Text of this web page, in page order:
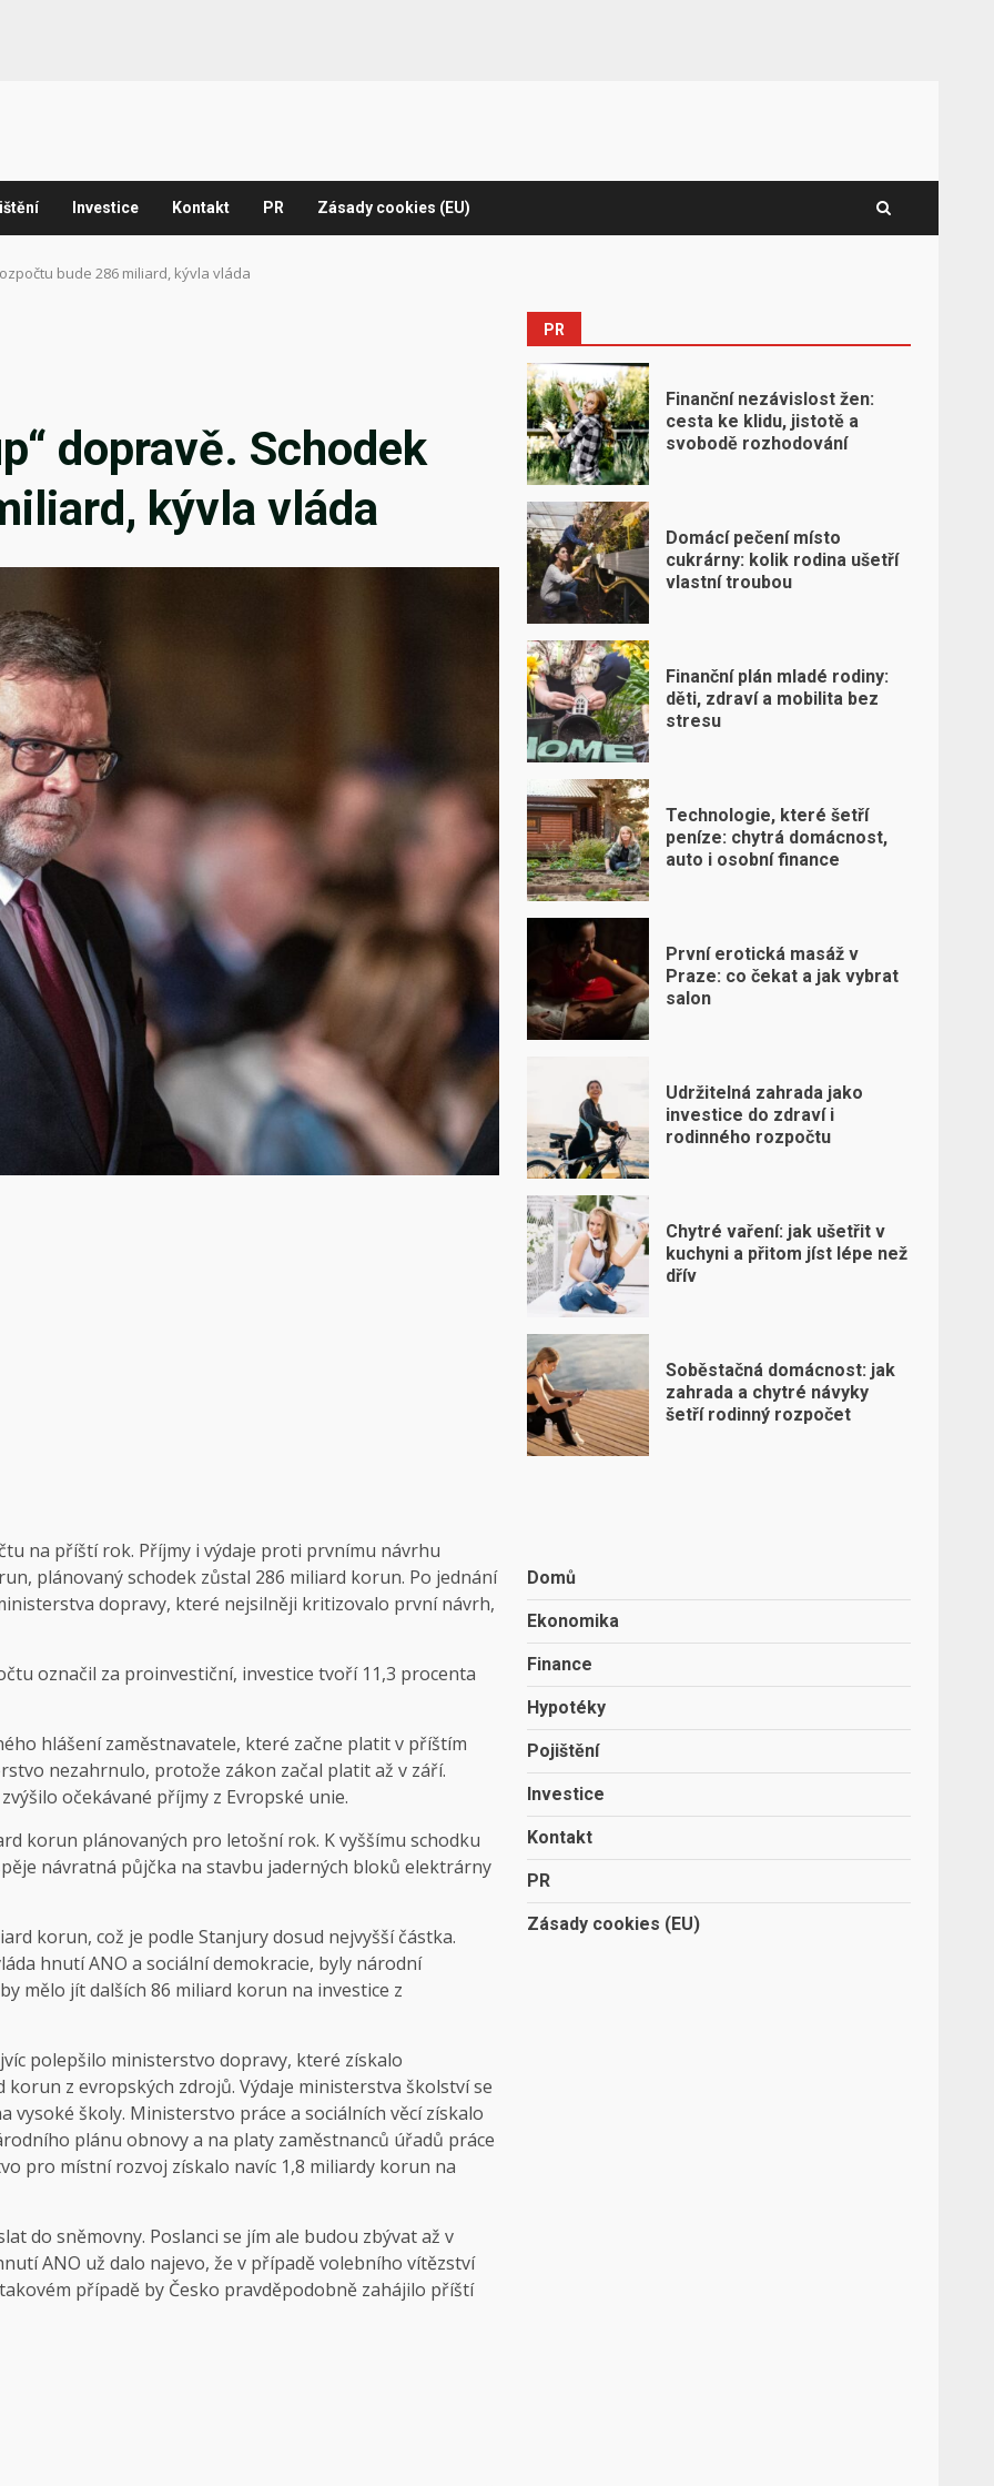
Investice Kontakt PR Zásady cookies (EU)
bude 286 miliard, kývla vláda
dopravě. Schodek
kývla vláda
na příští rok. Příjmy i výdaje proti prvnímu návrhu
plánovaný schodek zůstal 286 miliard korun. Po jednání
dopravy, které nejsilněji kritizovalo první návrh,
označil za proinvestiční, investice tvoří 11,3 procenta
hlášení zaměstnavatele, které začne platit v příštím
nezahrnulo, protože zákon začal platit až v září.
očekávané příjmy z Evropské unie.
korun plánovaných pro letošní rok. K vyššímu schodku
návratná půjčka na stavbu jaderných bloků elektrárny
korun, což je podle Stanjury dosud nejvyšší částka.
hnutí ANO a sociální demokracie, byly národní
mělo jít dalších 86 miliard korun na investice z
polepšilo ministerstvo dopravy, které získalo
z evropských zdrojů. Výdaje ministerstva školství se
školy. Ministerstvo práce a sociálních věcí získalo
plánu obnovy a na platy zaměstnanců úřadů práce
pro místní rozvoj získalo navíc 1,8 miliardy korun na
do sněmovny. Poslanci se jím ale budou zbývat až v
ANO už dalo najevo, že v případě volebního vítězství
případě by Česko pravděpodobně zahájilo příští
PR
Finanční nezávislost žen:
cesta ke klidu, jistotě a
svobodě rozhodování
Domácí pečení místo
cukrárny: kolik rodina ušetří
vlastní troubou
Finanční plán mladé rodiny:
děti, zdraví a mobilita bez
stresu
Technologie, které šetří
peníze: chytrá domácnost,
auto i osobní finance
První erotická masáž v
Praze: co čekat a jak vybrat
salon
Udržitelná zahrada jako
investice do zdraví i
rodinného rozpočtu
Chytré vaření: jak ušetřit v
kuchyni a přitom jíst lépe než
dřív
Soběstačná domácnost: jak
zahrada a chytré návyky
šetří rodinný rozpočet
Domů
Ekonomika
Finance
Hypotéky
Pojištění
Investice
Kontakt
PR
Zásady cookies (EU)